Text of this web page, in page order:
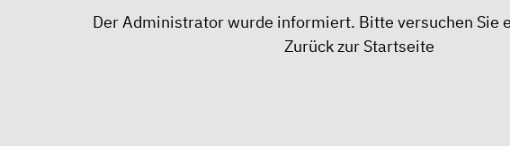
Der Administrator wurde informiert. Bitte versuchen Sie
Zurück zur Startseite